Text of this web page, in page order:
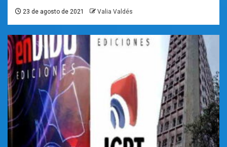
23 de agosto de 2021 Valia Valdés